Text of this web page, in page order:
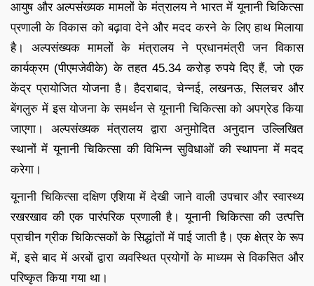
आयुष और अल्पसंख्यक मामलों के मंत्रालय ने भारत में यूनानी चिकित्सा
प्रणाली के विकास को बढ़ावा देने और मदद करने के लिए हाथ मिलाया
है। अल्पसंख्यक मामलों के मंत्रालय ने प्रधानमंत्री जन विकास
कार्यक्रम (पीएमजेवीके) के तहत 45.34 करोड़ रुपये दिए हैं, जो एक
केंद्र प्रायोजित योजना है। हैदराबाद, चेन्नई, लखनऊ, सिलचर और
बेंगलुरु में इस योजना के समर्थन से यूनानी चिकित्सा को अपग्रेड किया
जाएगा। अल्पसंख्यक मंत्रालय द्वारा अनुमोदित अनुदान उल्लिखित
स्थानों में यूनानी चिकित्सा की विभिन्न सुविधाओं की स्थापना में मदद
करेगा।
यूनानी चिकित्सा दक्षिण एशिया में देखी जाने वाली उपचार और स्वास्थ्य
रखरखाव की एक पारंपरिक प्रणाली है। यूनानी चिकित्सा की उत्पत्ति
प्राचीन ग्रीक चिकित्सकों के सिद्धांतों में पाई जाती है। एक क्षेत्र के रूप
में, इसे बाद में अरबों द्वारा व्यवस्थित प्रयोगों के माध्यम से विकसित और
परिष्कृत किया गया था।